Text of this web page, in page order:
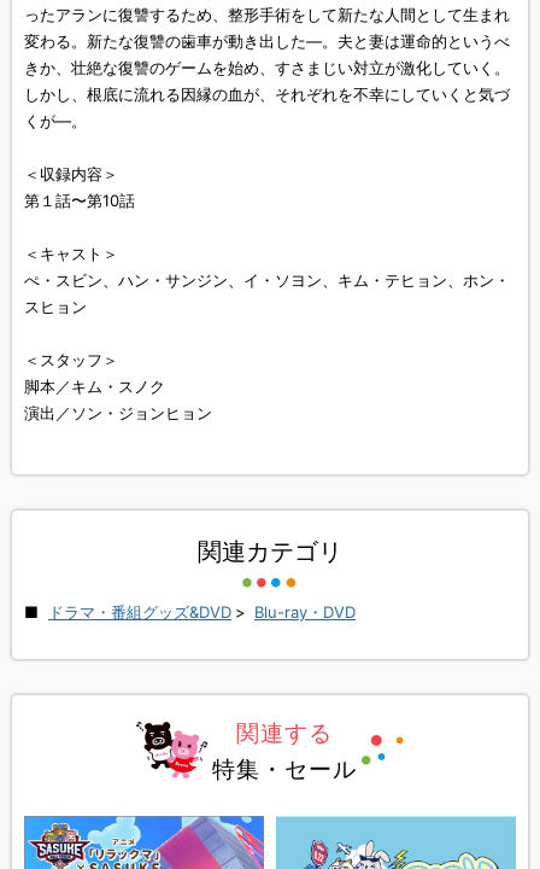
ったアランに復讐するため、整形手術をして新たな人間として生まれ
変わる。新たな復讐の歯車が動き出した—。夫と妻は運命的というべ
きか、壮絶な復讐のゲームを始め、すさまじい対立が激化していく。
しかし、根底に流れる因縁の血が、それぞれを不幸にしていくと気づ
くが—。
＜収録内容＞
第１話〜第10話
＜キャスト＞
ぺ・スビン、ハン・サンジン、イ・ソヨン、キム・テヒョン、ホン・
スヒョン
＜スタッフ＞
脚本／キム・スノク
演出／ソン・ジョンヒョン
関連カテゴリ
ドラマ・番組グッズ&DVD > Blu-ray・DVD
関連する
特集・セール